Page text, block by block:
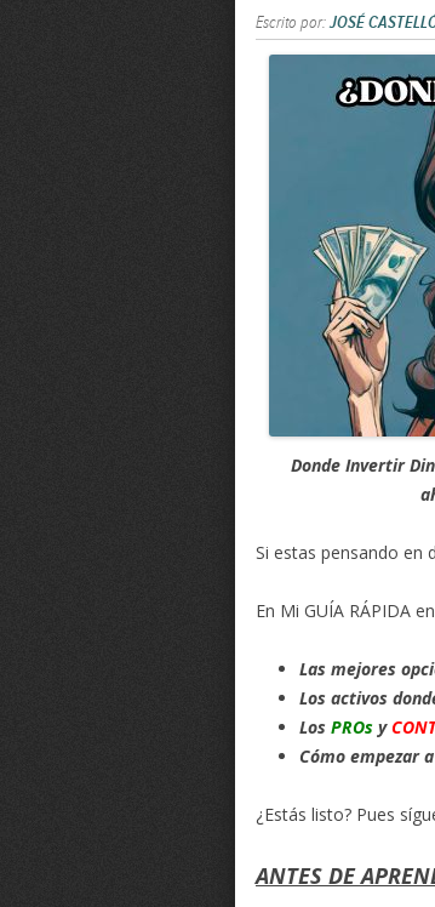
Escrito por:JOSÉ
Donde Invertir
Si estas pensando en
En Mi GUÍA RÁPIDA
Las mejores
Los activos
Los PROs y
Cómo empezar
¿Estás listo? Pues
ANTES DE